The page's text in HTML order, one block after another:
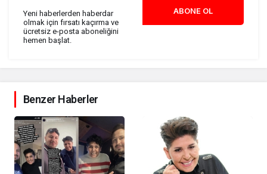
Yeni haberlerden haberdar
olmak için fırsatı kaçırma ve
ücretsiz e-posta aboneliğini
hemen başlat.
ABONE OL
Benzer Haberler